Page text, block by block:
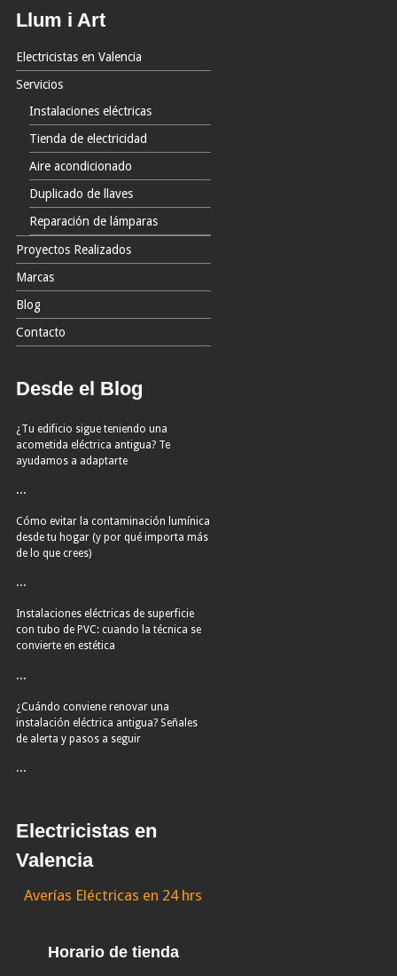
Llum i Art
Electricistas en Valencia
Servicios
Instalaciones eléctricas
Tienda de electricidad
Aire acondicionado
Duplicado de llaves
Reparación de lámparas
Proyectos Realizados
Marcas
Blog
Contacto
Desde el Blog
¿Tu edificio sigue teniendo una
acometida eléctrica antigua? Te
ayudamos a adaptarte
...
Cómo evitar la contaminación lumínica
desde tu hogar (y por qué importa más
de lo que crees)
...
Instalaciones eléctricas de superficie
con tubo de PVC: cuando la técnica se
convierte en estética
...
¿Cuándo conviene renovar una
instalación eléctrica antigua? Señales
de alerta y pasos a seguir
...
Electricistas en
Valencia
Averías Eléctricas en 24 hrs
Horario de tienda